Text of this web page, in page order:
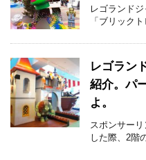
レゴランド
「ブリック
レゴラン
紹介。パ
よ。
スポンサー
した際、2階